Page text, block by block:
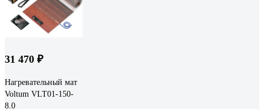
31 470 ₽
Нагревательный мат
Voltum VLT01-150-
8.0